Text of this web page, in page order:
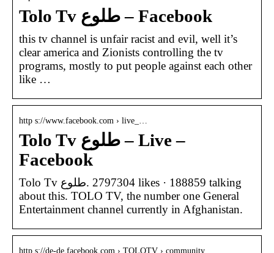
Tolo Tv طلوع – Facebook
this tv channel is unfair racist and evil, well it’s
clear america and Zionists controlling the tv
programs, mostly to put people against each other
like …
http s://www.facebook.com › live_…
Tolo Tv طلوع – Live –
Facebook
Tolo Tv طلوع‎. 2797304 likes · 188859 talking
about this. TOLO TV, the number one General
Entertainment channel currently in Afghanistan.
http s://de-de.facebook.com › TOLOTV › community